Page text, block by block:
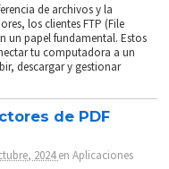
de archivos y la
los clientes FTP (File
un papel fundamental. Estos
tu computadora a un
descargar y gestionar
de PDF
2024enAplicaciones